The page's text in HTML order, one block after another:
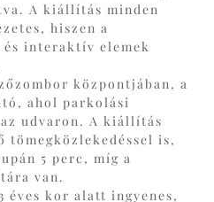
A kiállítás minden
hiszen a
interaktív elemek
központjában, a
ahol parkolási
udvaron. A kiállítás
tömegközlekedéssel is,
5 perc, míg a
van.
éves kor alatt ingyenes,